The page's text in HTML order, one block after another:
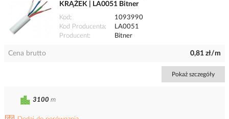
KRĄŻEK | LA0051 Bitner
Kod
1093990
Kod Producenta
LA0051
Producent
Bitner
Cena brutto 0,81 zł/m
Pokaż szczegóły
3100 m